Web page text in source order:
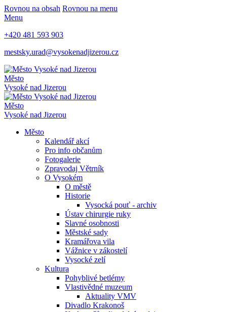
Rovnou na obsah Rovnou na menu
Menu
+420 481 593 903
mestsky.urad@vysokenadjizerou.cz
Město
Vysoké nad Jizerou
Město
Vysoké nad Jizerou
Město
Kalendář akcí
Pro info občanům
Fotogalerie
Zpravodaj Větrník
O Vysokém
O městě
Historie
Vysocká pouť - archiv
Ústav chirurgie ruky
Slavné osobnosti
Městské sady
Kramářova vila
Vážnice v zákostelí
Vysocké zelí
Kultura
Pohyblivé betlémy
Vlastivědné muzeum
Aktuality VMV
Divadlo Krakonoš